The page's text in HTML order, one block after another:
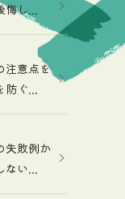
悔し...
注意点を
防ぐ...
失敗例か
ない...